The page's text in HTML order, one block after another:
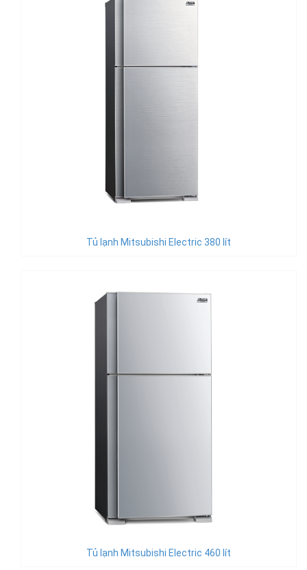
Tủ lạnh Mitsubishi Electric 380 lít
Tủ lạnh Mitsubishi Electric 460 lít